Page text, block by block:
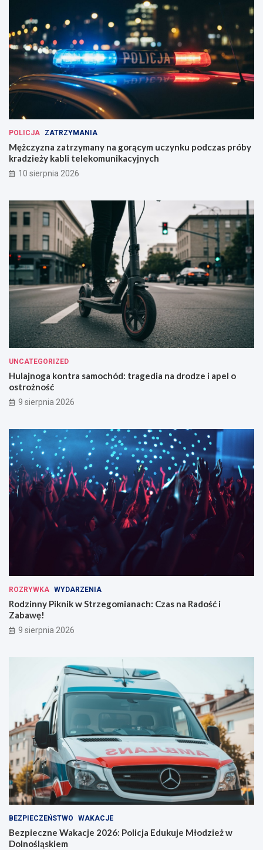
POLICJA ZATRZYMANIA
Mężczyzna zatrzymany na gorącym uczynku podczas próby
kradzieży kabli telekomunikacyjnych
10 sierpnia 2026
UNCATEGORIZED
Hulajnoga kontra samochód: tragedia na drodze i apel o
ostrożność
9 sierpnia 2026
ROZRYWKA WYDARZENIA
Rodzinny Piknik w Strzegomianach: Czas na Radość i
Zabawę!
9 sierpnia 2026
BEZPIECZEŃSTWO WAKACJE
Bezpieczne Wakacje 2026: Policja Edukuje Młodzież w
Dolnośląskiem